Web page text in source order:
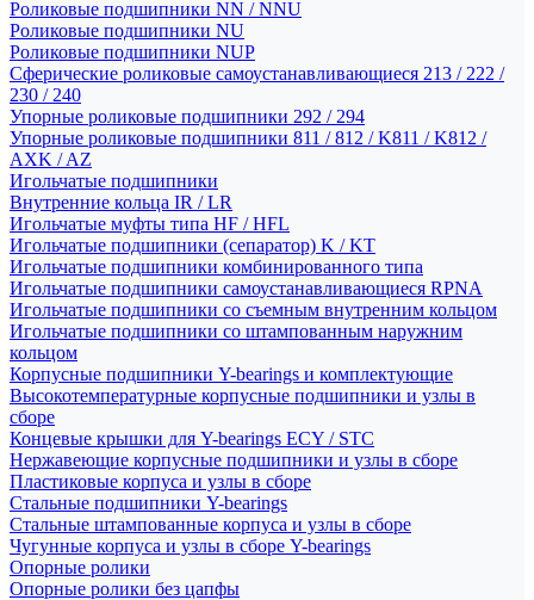
Роликовые подшипники NN / NNU
Роликовые подшипники NU
Роликовые подшипники NUP
Сферические роликовые самоустанавливающиеся 213 / 222 /
230 / 240
Упорные роликовые подшипники 292 / 294
Упорные роликовые подшипники 811 / 812 / K811 / K812 /
AXK / AZ
Игольчатые подшипники
Внутренние кольца IR / LR
Игольчатые муфты типа HF / HFL
Игольчатые подшипники (сепаратор) K / KT
Игольчатые подшипники комбинированного типа
Игольчатые подшипники самоустанавливающиеся RPNA
Игольчатые подшипники со съемным внутренним кольцом
Игольчатые подшипники со штампованным наружним
кольцом
Корпусные подшипники Y-bearings и комплектующие
Высокотемпературные корпусные подшипники и узлы в
сборе
Концевые крышки для Y-bearings ECY / STC
Нержавеющие корпусные подшипники и узлы в сборе
Пластиковые корпуса и узлы в сборе
Стальные подшипники Y-bearings
Стальные штампованные корпуса и узлы в сборе
Чугунные корпуса и узлы в сборе Y-bearings
Опорные ролики
Опорные ролики без цапфы